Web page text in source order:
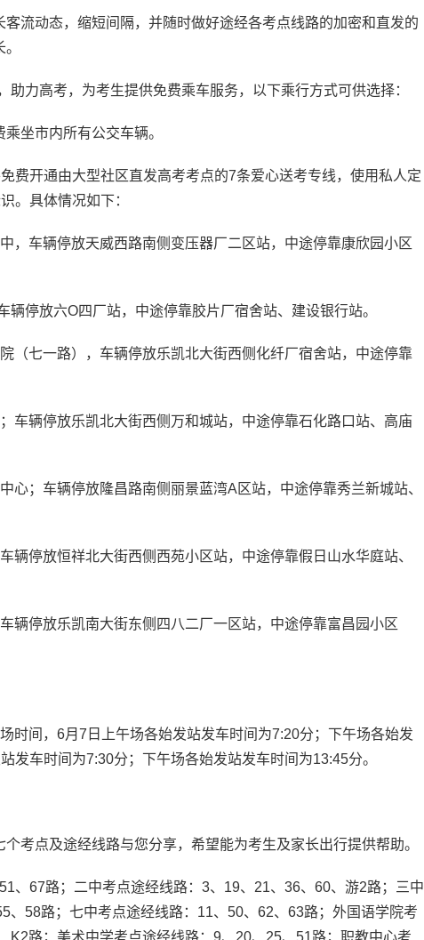
流动态，缩短间隔，并随时做好途经各考点线路的加密和直发的
力高考，为考生提供免费乘车服务，以下乘行方式可供选择：
坐市内所有公交车辆。
费开通由大型社区直发高考考点的7条爱心送考专线，使用私人定
。具体情况如下：
，车辆停放天威西路南侧变压器厂二区站，中途停靠康欣园小区
停放六O四厂站，中途停靠胶片厂宿舍站、建设银行站。
（七一路），车辆停放乐凯北大街西侧化纤厂宿舍站，中途停靠
车辆停放乐凯北大街西侧万和城站，中途停靠石化路口站、高庙
；车辆停放隆昌路南侧丽景蓝湾A区站，中途停靠秀兰新城站、
停放恒祥北大街西侧西苑小区站，中途停靠假日山水华庭站、
辆停放乐凯南大街东侧四八二厂一区站，中途停靠富昌园小区
时间，6月7日上午场各始发站发车时间为7:20分；下午场各始发
发车时间为7:30分；下午场各始发站发车时间为13:45分。
考点及途经线路与您分享，希望能为考生及家长出行提供帮助。
、67路；二中考点途经线路：3、19、21、36、60、游2路；三中
、58路；七中考点途经线路：11、50、62、63路；外国语学院考
K2路；美术中学考点途经线路：9、20、25、51路；职教中心考